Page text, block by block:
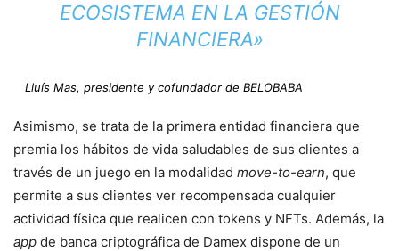
ECOSISTEMA EN LA GESTIÓN
FINANCIERA»
Lluís Mas, presidente y cofundador de BELOBABA
Asimismo, se trata de la primera entidad financiera que
premia los hábitos de vida saludables de sus clientes a
través de un juego en la modalidad move-to-earn, que
permite a sus clientes ver recompensada cualquier
actividad física que realicen con tokens y NFTs. Además, la
app de banca criptográfica de Damex dispone de un